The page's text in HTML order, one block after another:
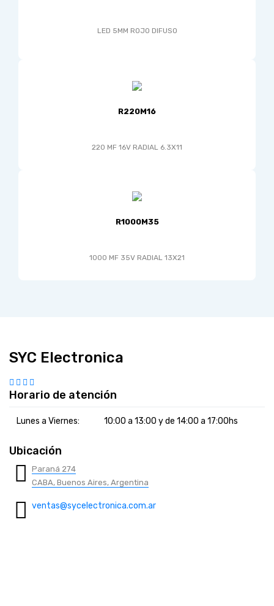
LED 5MM ROJO DIFUSO
R220M16
220 MF 16V RADIAL 6.3X11
R1000M35
1000 MF 35V RADIAL 13X21
SYC Electronica
Horario de atención
Lunes a Viernes: 10:00 a 13:00 y de 14:00 a 17:00hs
Ubicación
Paraná 274
CABA, Buenos Aires, Argentina
ventas@sycelectronica.com.ar